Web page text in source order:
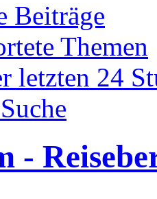
Beiträge
Themen
letzten 24
-